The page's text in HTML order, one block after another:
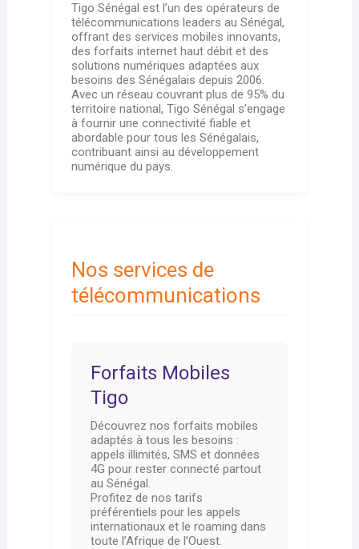
Tigo Sénégal est l’un des opérateurs de
télécommunications leaders au Sénégal,
offrant des services mobiles innovants,
des forfaits internet haut débit et des
solutions numériques adaptées aux
besoins des Sénégalais depuis 2006.
Avec un réseau couvrant plus de 95% du
territoire national, Tigo Sénégal s’engage
à fournir une connectivité fiable et
abordable pour tous les Sénégalais,
contribuant ainsi au développement
numérique du pays.
Nos services de
télécommunications
Forfaits Mobiles
Tigo
Découvrez nos forfaits mobiles
adaptés à tous les besoins :
appels illimités, SMS et données
4G pour rester connecté partout
au Sénégal.
Profitez de nos tarifs
préférentiels pour les appels
internationaux et le roaming dans
toute l’Afrique de l’Ouest.